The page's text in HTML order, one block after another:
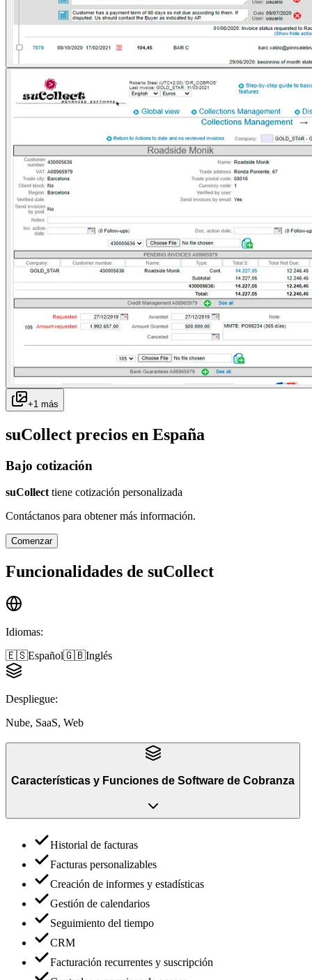
+1 más
suCollect precios en España
Bajo cotización
suCollect tiene cotización personalizada
Contáctanos para obtener más información.
Comenzar
Funcionalidades de suCollect
Idiomas:
🇪🇸Español🇬🇧Inglés
Despliegue:
Nube, SaaS, Web
Características y Funciones de Software de Cobranza
Historial de facturas
Facturas personalizables
Creación de informes y estadísticas
Gestión de calendarios
Seguimiento del tiempo
CRM
Facturación recurrentes y suscripción